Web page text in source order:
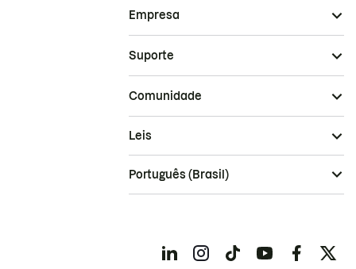
Empresa
Suporte
Comunidade
Leis
Português (Brasil)